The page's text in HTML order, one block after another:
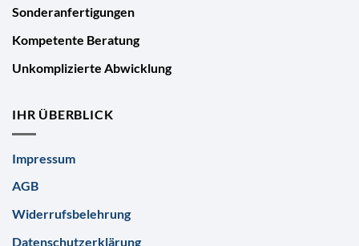
Sonderanfertigungen
Kompetente Beratung
Unkomplizierte Abwicklung
IHR ÜBERBLICK
Impressum
AGB
Widerrufsbelehrung
Datenschutzerklärung